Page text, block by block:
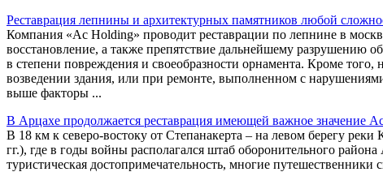
Реставрация лепнины и архитектурных памятников любой
Компания «Ac Holding» проводит реставрации по лепнине в
восстановление, а также препятствие дальнейшему разрушению
в степени повреждения и своеобразности орнамента. Кроме
возведении здания, или при ремонте, выполненном с
выше факторы ...
В Арцахе продолжается реставрация имеющей важное значение
В 18 км к северо-востоку от Степанакерта – на левом берегу
гг.), где в годы войны располагался штаб оборонительного
туристическая достопримечательность, многие